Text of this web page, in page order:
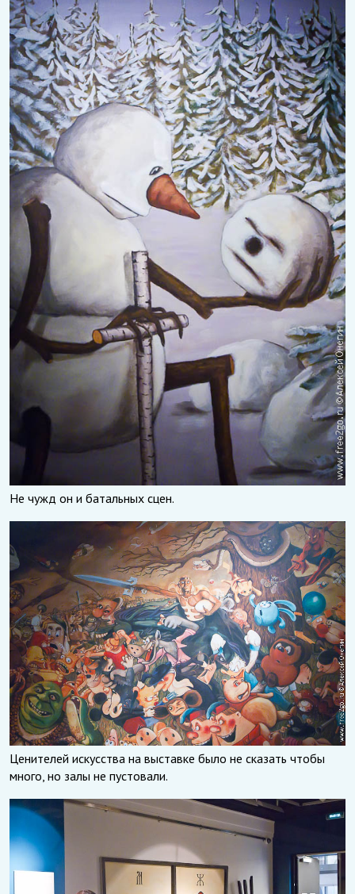
Не чужд он и батальных сцен.
Ценителей искусства на выставке было не сказать чтобы
много, но залы не пустовали.